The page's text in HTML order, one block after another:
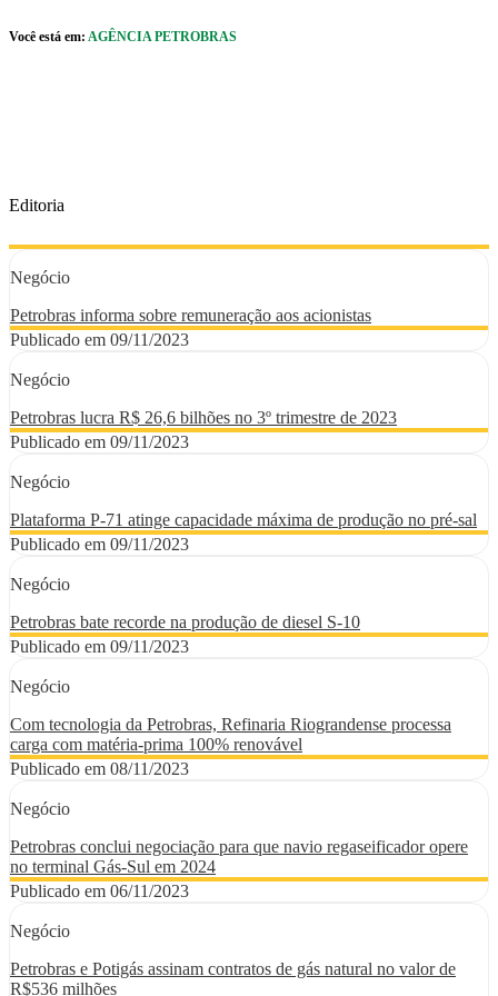
Você está em: AGÊNCIA PETROBRAS
Editoria
Negócio
Petrobras informa sobre remuneração aos acionistas
Publicado em 09/11/2023
Negócio
Petrobras lucra R$ 26,6 bilhões no 3º trimestre de 2023
Publicado em 09/11/2023
Negócio
Plataforma P-71 atinge capacidade máxima de produção no pré-sal
Publicado em 09/11/2023
Negócio
Petrobras bate recorde na produção de diesel S-10
Publicado em 09/11/2023
Negócio
Com tecnologia da Petrobras, Refinaria Riograndense processa
carga com matéria-prima 100% renovável
Publicado em 08/11/2023
Negócio
Petrobras conclui negociação para que navio regaseificador opere
no terminal Gás-Sul em 2024
Publicado em 06/11/2023
Negócio
Petrobras e Potigás assinam contratos de gás natural no valor de
R$536 milhões
caixa de cookies